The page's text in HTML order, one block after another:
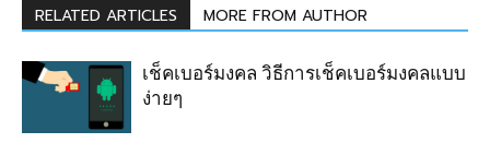
RELATED ARTICLES MORE FROM AUTHOR
เช็คเบอร์มงคล วิธีการเช็คเบอร์มงคลแบบ
ง่ายๆ